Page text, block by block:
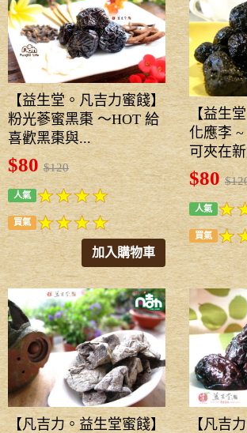
【益生堂。凡吉力蜜餞】
粉光蔘蜜黑棗 ～HOT 給
喜歡黑棗與...
$80$120
人氣
買氣
加入購物車
【益生
化應李
可夾在
$80
人氣
買氣
【凡吉力。益生堂蜜餞】
【凡吉